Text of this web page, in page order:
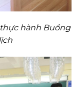
hành Buồng